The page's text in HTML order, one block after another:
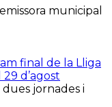
municipal
final de la Lliga
d’agost
jornades i